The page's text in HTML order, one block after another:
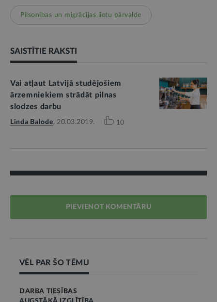
Pilsonības un migrācijas lietu pārvalde
SAISTĪTIE RAKSTI
Vai atļaut Latvijā studējošiem
ārzemniekiem strādāt pilnas
slodzes darbu
Linda Balode, 20.03.2019. 10
PIEVIENOT KOMENTĀRU
VĒL PAR ŠO TĒMU
DARBA TIESĪBAS